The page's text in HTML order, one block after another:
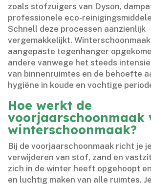
zoals stofzuigers van Dyson,
professionele eco-
Schnell deze processen aanzienlijk
vergemakkelijkt.​
aangepaste tegenhanger
andere vanwege het steeds
van binnenruimtes en de behoefte
hygiëne in koude en vochtige
Hoe werkt de
voorjaarschoonmaak
winterschoonmaak?
Bij de voorjaarschoonmaak richt je
verwijderen van stof, zand en
zich in de winter heeft opgehoopt
en luchtig maken van alle ruimtes.​